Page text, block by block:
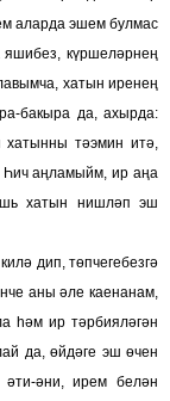
аларда эшем булмас
күршеләрнең
хатын иренең
бакыра да, ахырда:
тәэмин итә,
аңламыйм, ир аңа
хатын нишләп эш
дип, төпчегебезгә
аны әле каенанам,
һәм ир тәрбияләгән
да, өйдәге эш өчен
әни, ирем белән